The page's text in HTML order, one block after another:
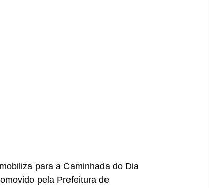
para a Caminhada do Dia
pela Prefeitura de